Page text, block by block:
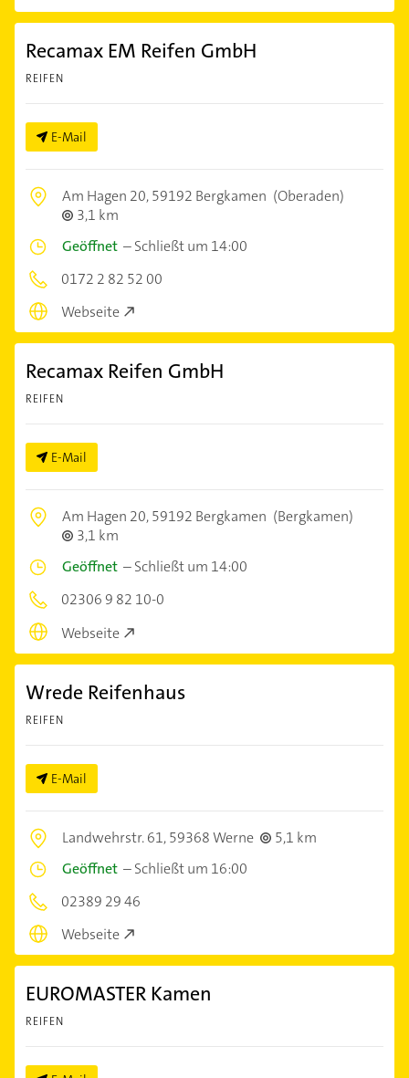
Recamax EM Reifen GmbH
REIFEN
E-Mail
Am Hagen 20,59192 Bergkamen (Oberaden)
3,1 km
Geöffnet –Schließt um 14:00
0172 2 82 52 00
Webseite
Recamax Reifen GmbH
REIFEN
E-Mail
Am Hagen 20,59192 Bergkamen (Bergkamen)
3,1 km
Geöffnet –Schließt um 14:00
02306 9 82 10-0
Webseite
Wrede Reifenhaus
REIFEN
E-Mail
Landwehrstr. 61,59368 Werne
5,1 km
Geöffnet –Schließt um 16:00
02389 29 46
Webseite
EUROMASTER Kamen
REIFEN